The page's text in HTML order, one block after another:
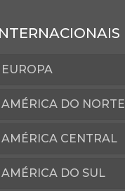
EUROPA
AMÉRICA DO NORTE
AMÉRICA CENTRAL
AMÉRICA DO SUL